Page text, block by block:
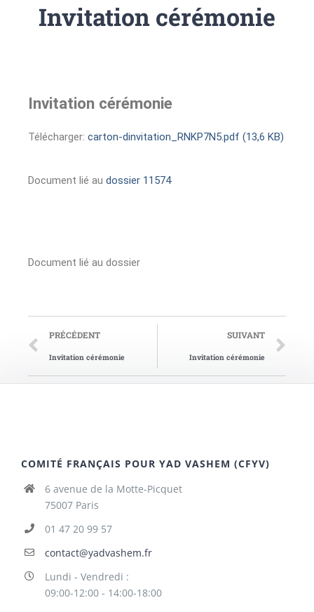
Invitation cérémonie
Invitation cérémonie
Télécharger: carton-dinvitation_RNKP7N5.pdf (13,6 KB)
Document lié au dossier 11574
Document lié au dossier
PRÉCÉDENT
Invitation cérémonie
SUIVANT
Invitation cérémonie
COMITÉ FRANÇAIS POUR YAD VASHEM (CFYV)
6 avenue de la Motte-Picquet
75007 Paris
01 47 20 99 57
contact@yadvashem.fr
Lundi - Vendredi :
09:00-12:00 - 14:00-18:00